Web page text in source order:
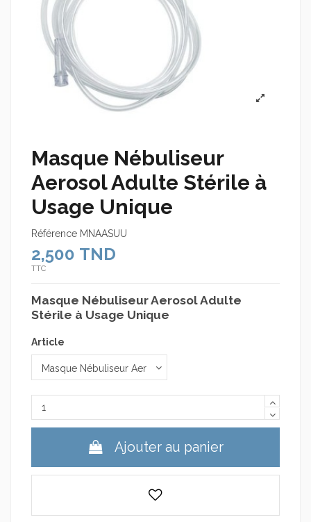
Masque Nébuliseur
Aerosol Adulte Stérile à
Usage Unique
Référence MNAASUU
2,500 TND
TTC
Masque Nébuliseur Aerosol Adulte
Stérile à Usage Unique
Article
Ajouter au panier